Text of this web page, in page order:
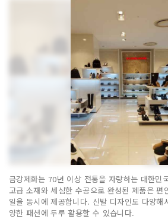
금강제화는 70년 이상 전통을 자랑하는 대한민
고급 소재와 세심한 수공으로 완성된 제품은 편
일을 동시에 제공합니다. 신발 디자인도 다양해
양한 패션에 두루 활용할 수 있습니다.